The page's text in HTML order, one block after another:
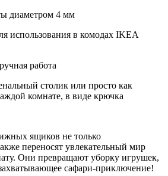
диаметром 4 мм
использования в комодах IKEA
работа
столик или просто как
комнате, в виде крючка
ящиков не только
переносят увлекательный мир
Они превращают уборку игрушек,
сафари-приключение!